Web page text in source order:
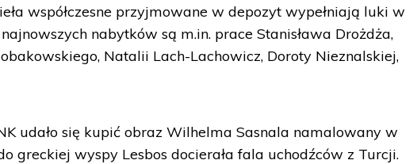
współczesne przyjmowane w depozyt wypełniają luki w
nabytków są m.in. prace Stanisława Drożdża,
Natalii Lach-Lachowicz, Doroty Nieznalskiej,
udało się kupić obraz Wilhelma Sasnala namalowany w
greckiej wyspy Lesbos docierała fala uchodźców z Turcji.